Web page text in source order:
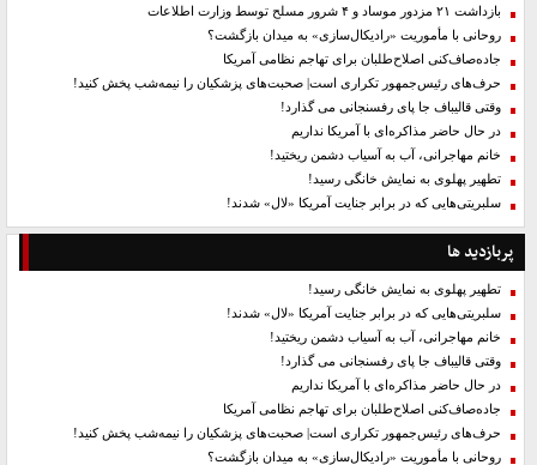
بازداشت ۲۱ مزدور موساد و ۴ شرور مسلح توسط وزارت اطلاعات
روحانی با مأموریت «رادیکال‌سازی» به میدان بازگشت؟
جاده‌صاف‌کنی اصلاح‌طلبان برای تهاجم نظامی آمریکا
حرف‌های رئیس‌جمهور تکراری است| صحبت‌های پزشکیان را نیمه‌شب پخش کنید!
وقتی قالیباف جا پای رفسنجانی می گذارد!
در حال حاضر مذاکره‌ای با آمریکا نداریم
خانم مهاجرانی، آب به آسیاب دشمن ریختید!
تطهیر پهلوی به نمایش خانگی رسید!
سلبریتی‌هایی که در برابر جنایت آمریکا «لال» شدند!
پربازدید ها
تطهیر پهلوی به نمایش خانگی رسید!
سلبریتی‌هایی که در برابر جنایت آمریکا «لال» شدند!
خانم مهاجرانی، آب به آسیاب دشمن ریختید!
وقتی قالیباف جا پای رفسنجانی می گذارد!
در حال حاضر مذاکره‌ای با آمریکا نداریم
جاده‌صاف‌کنی اصلاح‌طلبان برای تهاجم نظامی آمریکا
حرف‌های رئیس‌جمهور تکراری است| صحبت‌های پزشکیان را نیمه‌شب پخش کنید!
روحانی با مأموریت «رادیکال‌سازی» به میدان بازگشت؟